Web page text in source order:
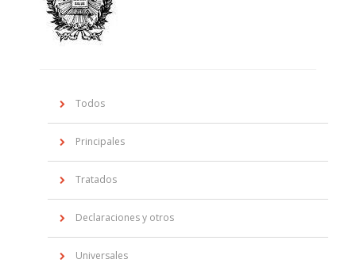
Todos
Principales
Tratados
Declaraciones y otros
Universales